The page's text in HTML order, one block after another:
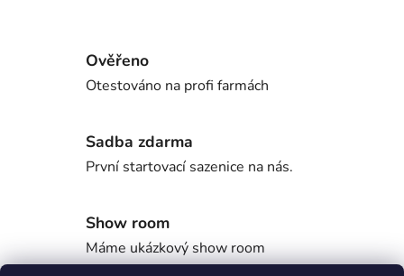
Ověřeno
Otestováno na profi farmách
Sadba zdarma
První startovací sazenice na nás.
Show room
Máme ukázkový show room